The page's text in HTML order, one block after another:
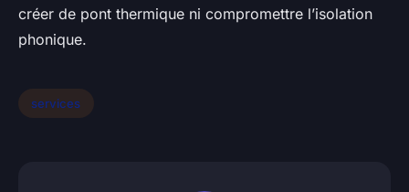
créer de pont thermique ni compromettre l’isolation
phonique.
services